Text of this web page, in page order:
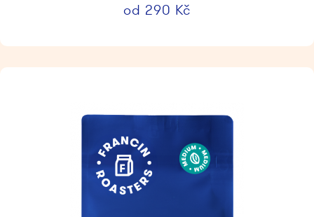
od 290 Kč